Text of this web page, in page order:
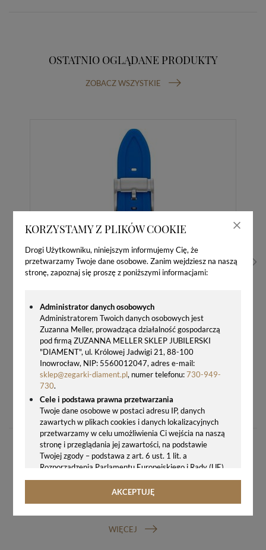
KORZYSTAMY Z PLIKÓW COOKIE
Drogi Użytkowniku, niniejszym informujemy Cię, że
przetwarzamy Twoje dane osobowe. Zanim wejdziesz na naszą
stronę, zapoznaj się proszę z poniższymi informacjami:
Administrator danych osobowych
Administratorem Twoich danych osobowych jest
Zuzanna Meller, prowadząca działalność gospodarczą
pod firmą ZUZANNA MELLER SKLEP JUBILERSKI
"DIAMENT", ul. Królowej Jadwigi 21, 88-100
Inowrocław, NIP: 5560012047, adres e-mail:
sklep@zegarki-diament.pl, numer telefonu:730-949-
730.
Cele i podstawa prawna przetwarzania
Twoje dane osobowe w postaci adresu IP, danych
zawartych w plikach cookies i danych lokalizacyjnych
przetwarzamy w celu umożliwienia Ci wejścia na naszą
stronę i przeglądania jej zawartości, na podstawie
Twojej zgody – podstawa z art. 6 ust. 1 lit. a
Rozporządzenia Parlamentu Europejskiego i Rady (UE)
2016/679 z 27.04.2016 r. w sprawie ochrony osób
fizycznych w związku z przetwarzaniem danych
rozporządzenie o ochronie danych, tj. RODO).
AKCEPTUJĘ
OSTATNIO OGLĄDANE PRODUKTY
ZOBACZ WSZYSTKIE
99,00 zł
GWARANCJA ORYGINALNOŚCI ZEGARKA
WIĘCEJ